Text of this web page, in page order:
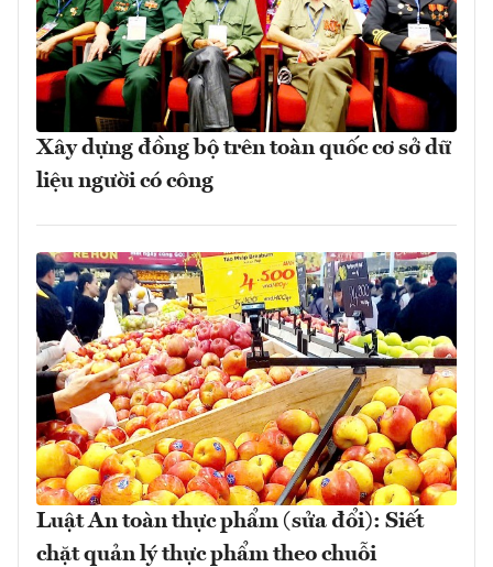
Xây dựng đồng bộ trên toàn quốc cơ sở dữ
liệu người có công
Luật An toàn thực phẩm (sửa đổi): Siết
chặt quản lý thực phẩm theo chuỗi